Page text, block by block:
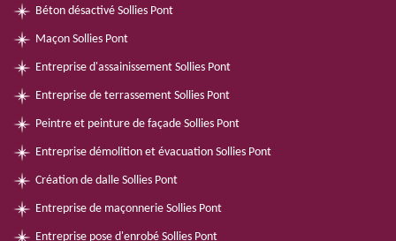
Béton désactivé Sollies Pont
Maçon Sollies Pont
Entreprise d'assainissement Sollies Pont
Entreprise de terrassement Sollies Pont
Peintre et peinture de façade Sollies Pont
Entreprise démolition et évacuation Sollies Pont
Création de dalle Sollies Pont
Entreprise de maçonnerie Sollies Pont
Entreprise pose d'enrobé Sollies Pont